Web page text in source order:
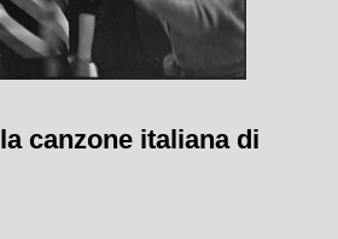
canzone italiana di